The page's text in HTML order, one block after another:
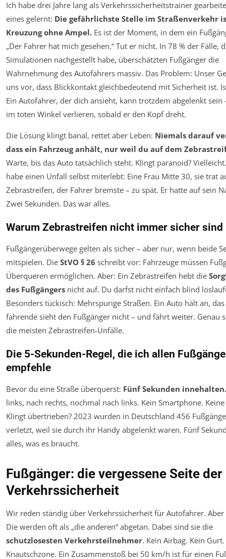
Ich habe drei Jahre lang als Verkehrssicherheitstrainer
eines gelernt: Die gefährlichste Stelle im Straßenverkehr
Kreuzung ohne Ampel. Es ist der Moment, in dem ein
„Der Fahrer hat mich gesehen.“ Tut er nicht. In 78 % der Fälle,
Simulationen nachgestellt habe, überschätzten Fußgänger die
Wahrnehmung des Autofahrers massiv. Das Problem: Unser
uns vor, dass Blickkontakt gleichbedeutend mit Sicherheit ist.
Ein Autofahrer, der dich ansieht, kann trotzdem abgelenkt sein
im toten Winkel verlieren, sobald er den Kopf dreht.
Die Lösung klingt banal, rettet aber Leben: Niemals darauf
dass ein Fahrzeug anhält, nur weil du auf dem
Warte, bis das Auto tatsächlich steht. Klingt paranoid?
habe einen Unfall selbst miterlebt: Eine Frau Mitte 30, sie trat
Zebrastreifen, der Fahrer bremste – zu spät. Er hatte auf sein
Zwei Sekunden. Das war alles.
Warum Zebrastreifen nicht immer sicher sind
Fußgängerüberwege gelten als sicher – aber nur, wenn beide
mitspielen. Die StVO § 26 schreibt vor: Fahrzeuge müssen
Überqueren ermöglichen. Aber: Ein Zebrastreifen hebt die
des Fußgängers nicht auf. Du darfst nicht einfach blind
Besonders tückisch: Mehrspurige Straßen. Ein Auto hält an,
fahrende sieht den Fußgänger nicht – und fährt weiter. Genau
die meisten Zebrastreifen-Unfälle.
Die 5-Sekunden-Regel, die ich allen
empfehle
Bevor du eine Straße überquerst: Fünf Sekunden innehalten.
links, nach rechts, nochmal nach links. Kein Smartphone.
Klingt übertrieben? 2023 wurden in Deutschland 456
verletzt, weil sie durch ihr Handy abgelenkt waren. Fünf
alles, was es braucht.
Fußgänger: die vergessene Seite der
Verkehrssicherheit
Wir reden ständig über Verkehrssicherheit für Autofahrer. Aber
Die werden oft als „die anderen“ abgetan. Dabei sind sie die
schutzlosesten Verkehrsteilnehmer. Kein Airbag. Kein
Knautschzone. Ein Zusammenstoß bei 50 km/h ist für einen